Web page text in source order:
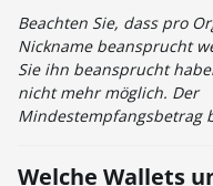
Beachten Sie, dass pro
Nickname beansprucht
Sie ihn beansprucht
nicht mehr möglich. Der
Mindestempfangsbetrag
Welche Wallets